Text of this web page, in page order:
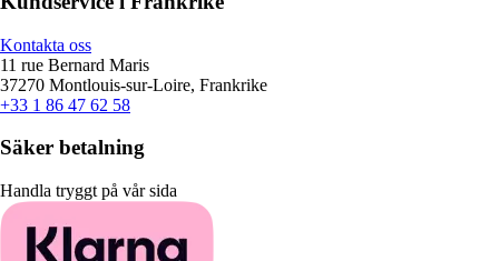
Kontakta oss
11 rue Bernard Maris
37270 Montlouis-sur-Loire, Frankrike
+33 1 86 47 62 58
Säker betalning
Handla tryggt på vår sida